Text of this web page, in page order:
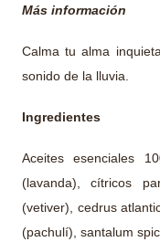
Más información
Calma tu alma
sonido de la lluvia.
Ingredientes
Aceites esenciales
(lavanda), cítricos
(vetiver), cedrus
(pachulí), santalum